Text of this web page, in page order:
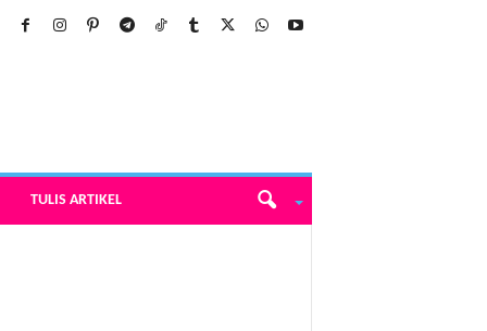
TULIS ARTIKEL